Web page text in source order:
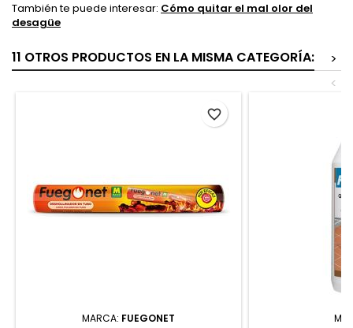
También te puede interesar: Cómo quitar el mal olor del
desagüe
11 OTROS PRODUCTOS EN LA MISMA CATEGORÍA:
>
<
MARCA: FUEGONET
favorite_border